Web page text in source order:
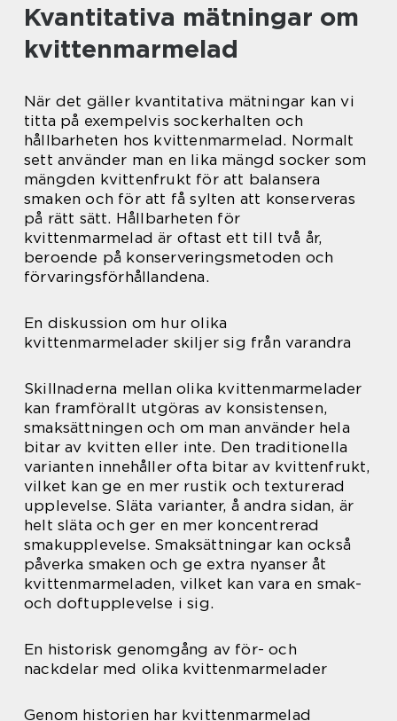
Kvantitativa mätningar om
kvittenmarmelad
När det gäller kvantitativa mätningar kan vi
titta på exempelvis sockerhalten och
hållbarheten hos kvittenmarmelad. Normalt
sett använder man en lika mängd socker som
mängden kvittenfrukt för att balansera
smaken och för att få sylten att konserveras
på rätt sätt. Hållbarheten för
kvittenmarmelad är oftast ett till två år,
beroende på konserveringsmetoden och
förvaringsförhållandena.
En diskussion om hur olika
kvittenmarmelader skiljer sig från varandra
Skillnaderna mellan olika kvittenmarmelader
kan framförallt utgöras av konsistensen,
smaksättningen och om man använder hela
bitar av kvitten eller inte. Den traditionella
varianten innehåller ofta bitar av kvittenfrukt,
vilket kan ge en mer rustik och texturerad
upplevelse. Släta varianter, å andra sidan, är
helt släta och ger en mer koncentrerad
smakupplevelse. Smaksättningar kan också
påverka smaken och ge extra nyanser åt
kvittenmarmeladen, vilket kan vara en smak-
och doftupplevelse i sig.
En historisk genomgång av för- och
nackdelar med olika kvittenmarmelader
Genom historien har kvittenmarmelad